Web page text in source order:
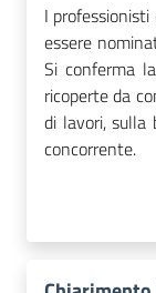
I
essere
Si conferma
ricoperte da
di lavori, sulla
concorrente.